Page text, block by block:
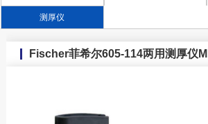
联系我们
测厚仪
Fischer菲希尔605-114两用测厚仪